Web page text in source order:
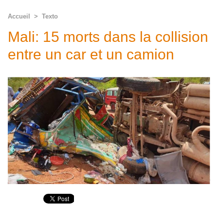
Accueil > Texto
Mali: 15 morts dans la collision
entre un car et un camion